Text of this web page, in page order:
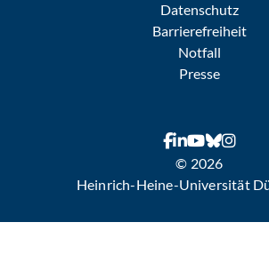
Datenschutz
Barrierefreiheit
Notfall
Presse
© 2026
Heinrich-Heine-Universität